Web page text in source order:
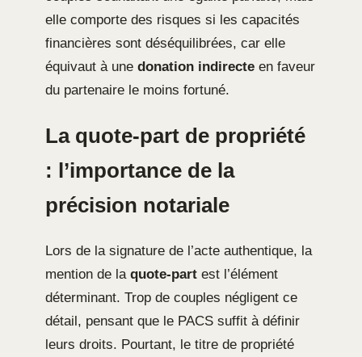
elle comporte des risques si les capacités
financières sont déséquilibrées, car elle
équivaut à une donation indirecte en faveur
du partenaire le moins fortuné.
La quote-part de propriété
: l’importance de la
précision notariale
Lors de la signature de l’acte authentique, la
mention de la quote-part est l’élément
déterminant. Trop de couples négligent ce
détail, pensant que le PACS suffit à définir
leurs droits. Pourtant, le titre de propriété